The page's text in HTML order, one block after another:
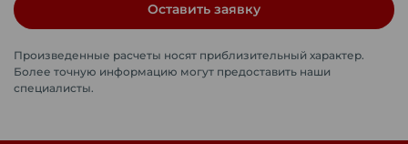
Оставить заявку
Произведенные расчеты носят приблизительный характер.
Более точную информацию могут предоставить наши
специалисты.